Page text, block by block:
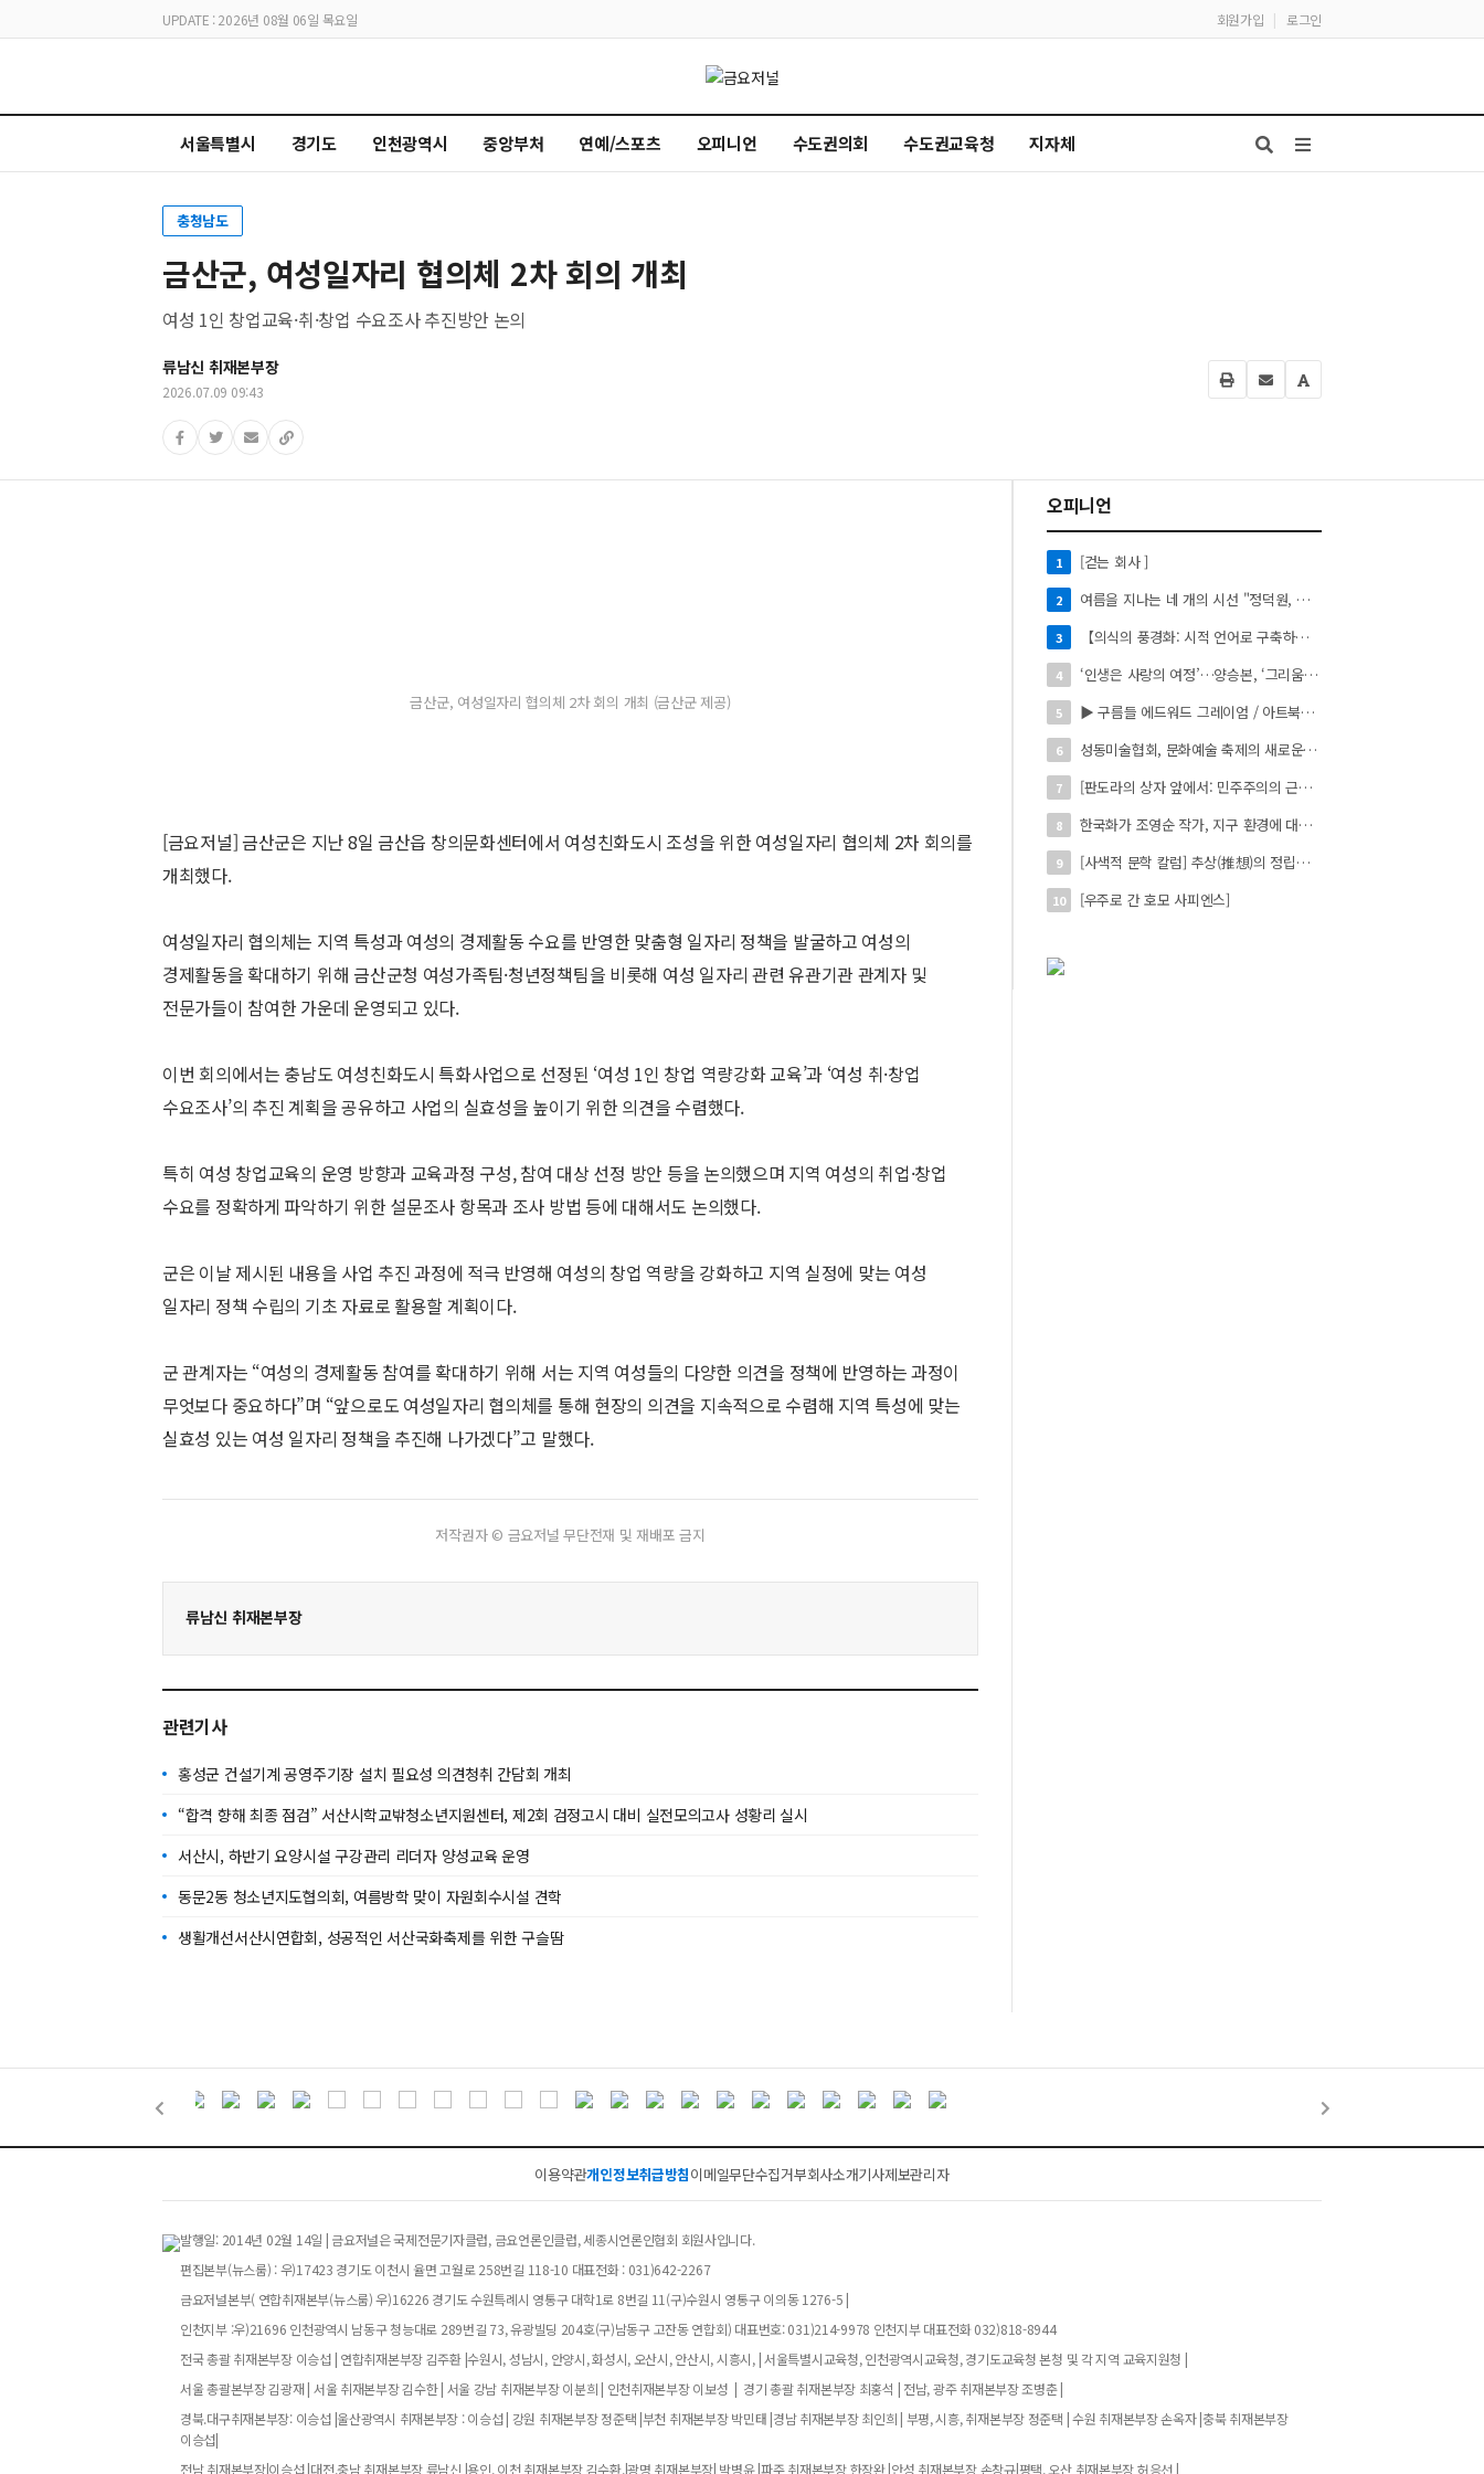
UPDATE : 2026년 08월 06일 목요일 회원가입 | 로그인
서울특별시 경기도 인천광역시 중앙부처 연예/스포츠 오피니언 수도권의회 수도권교육청 지자체
충청남도
금산군, 여성일자리 협의체 2차 회의 개최
여성 1인 창업교육·취·창업 수요조사 추진방안 논의
류남신 취재본부장
2026.07.09 09:43
금산군, 여성일자리 협의체 2차 회의 개최 (금산군 제공)
[금요저널] 금산군은 지난 8일 금산읍 창의문화센터에서 여성친화도시 조성을 위한 여성일자리 협의체 2차 회의를
개최했다.
여성일자리 협의체는 지역 특성과 여성의 경제활동 수요를 반영한 맞춤형 일자리 정책을 발굴하고 여성의
경제활동을 확대하기 위해 금산군청 여성가족팀·청년정책팀을 비롯해 여성 일자리 관련 유관기관 관계자 및
전문가들이 참여한 가운데 운영되고 있다.
이번 회의에서는 충남도 여성친화도시 특화사업으로 선정된 ‘여성 1인 창업 역량강화 교육’과 ‘여성 취·창업
수요조사’의 추진 계획을 공유하고 사업의 실효성을 높이기 위한 의견을 수렴했다.
특히 여성 창업교육의 운영 방향과 교육과정 구성, 참여 대상 선정 방안 등을 논의했으며 지역 여성의 취업·창업
수요를 정확하게 파악하기 위한 설문조사 항목과 조사 방법 등에 대해서도 논의했다.
군은 이날 제시된 내용을 사업 추진 과정에 적극 반영해 여성의 창업 역량을 강화하고 지역 실정에 맞는 여성
일자리 정책 수립의 기초 자료로 활용할 계획이다.
군 관계자는 “여성의 경제활동 참여를 확대하기 위해 서는 지역 여성들의 다양한 의견을 정책에 반영하는 과정이
무엇보다 중요하다”며 “앞으로도 여성일자리 협의체를 통해 현장의 의견을 지속적으로 수렴해 지역 특성에 맞는
실효성 있는 여성 일자리 정책을 추진해 나가겠다”고 말했다.
저작권자 © 금요저널 무단전재 및 재배포 금지
류남신 취재본부장
관련기사
홍성군 건설기계 공영주기장 설치 필요성 의견청취 간담회 개최
“합격 향해 최종 점검” 서산시학교밖청소년지원센터, 제2회 검정고시 대비 실전모의고사 성황리 실시
서산시, 하반기 요양시설 구강관리 리더자 양성교육 운영
동문2동 청소년지도협의회, 여름방학 맞이 자원회수시설 견학
생활개선서산시연합회, 성공적인 서산국화축제를 위한 구슬땀
오피니언
1 [걷는 회사 ]
2 여름을 지나는 네 개의 시선 "정덕원, 나지윤, 민선홍, 정윤하 작가" 4인 展
3 【의식의 풍경화: 시적 언어로 구축하는 실존의 미학】
4 ‘인생은 사랑의 여정’…양승본, ‘그리움의 빛’
5 ▶ 구름들 에드워드 그레이엄 / 아트북스 / 288쪽
6 성동미술협회, 문화예술 축제의 새로운 시작 ‘2026 서울숲 국제 아트 페스타’ 개최
7 [판도라의 상자 앞에서: 민주주의의 근원을 묻다]
8 한국화가 조영순 작가, 지구 환경에 대한 이야기 '사라진 동물의 수호 서사' 개인전 진행 中
9 [사색적 문학 칼럼] 추상(推想)의 정립과 육화(肉化)의 도(道)
10 [우주로 간 호모 사피엔스]
이용약관개인정보취급방침이메일무단수집거부회사소개기사제보관리자
발행일: 2014년 02월 14일 | 금요저널은 국제전문기자클럽, 금요언론인클럽, 세종시언론인협회 회원사입니다.
편집본부(뉴스룸) : 우)17423 경기도 이천시 율면 고월로 258번길 118-10 대표전화 : 031)642-2267
금요저널본부( 연합취재본부(뉴스룸) 우)16226 경기도 수원특례시 영통구 대학1로 8번길 11(구)수원시 영통구 이의동 1276-5 |
인천지부 :우)21696 인천광역시 남동구 청능대로 289번길 73, 유광빌딩 204호(구)남동구 고잔동 연합회) 대표번호: 031)214-9978 인천지부 대표전화 032)818-8944
전국 총괄 취재본부장 이승섭 | 연합취재본부장 김주환 |수원시, 성남시, 안양시, 화성시, 오산시, 안산시, 시흥시, | 서울특별시교육청, 인천광역시교육청, 경기도교육청 본청 및 각 지역 교육지원청 |
서울 총괄본부장 김광재 | 서울 취재본부장 김수한 | 서울 강남 취재본부장 이분희 | 인천취재본부장 이보성 | 경기 총괄 취재본부장 최홍석 | 전남, 광주 취재본부장 조병춘 |
경북.대구취재본부장: 이승섭 |울산광역시 취재본부장 : 이승섭 | 강원 취재본부장 정준택 |부천 취재본부장 박민태 |경남 취재본부장 최인희 | 부평, 시흥, 취재본부장 정준택 | 수원 취재본부장 손옥자 |충북 취재본부장
이승섭|
전남 취재본부장|이승섭 |대전,충남 취재본부장 류남신 |용인, 이천 취재본부장 김수환,|광명 취재본부장| 박병윤 |파주 취재본부장 한장완 |안성 취재본부장 손창규|평택, 오산 취재본부장 허응선 |